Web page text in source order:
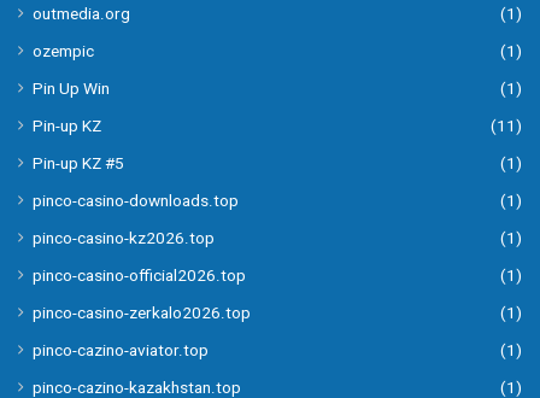
outmedia.org
(1)
ozempic
(1)
Pin Up Win
(1)
Pin-up KZ
(11)
Pin-up KZ #5
(1)
pinco-casino-downloads.top
(1)
pinco-casino-kz2026.top
(1)
pinco-casino-official2026.top
(1)
pinco-casino-zerkalo2026.top
(1)
pinco-cazino-aviator.top
(1)
pinco-cazino-kazakhstan.top
(1)